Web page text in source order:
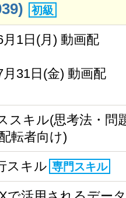
初級
月1日(月) 動画配
月31日(金) 動画配
スキル(思考法・問
転者向け)
スキル 専門スキル